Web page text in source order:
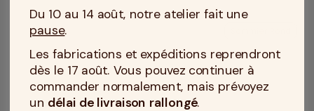
Du 10 au 14 août, notre atelier fait une
pause.
Les fabrications et expéditions reprendront
dès le 17 août. Vous pouvez continuer à
commander normalement, mais prévoyez
un délai de livraison rallongé.